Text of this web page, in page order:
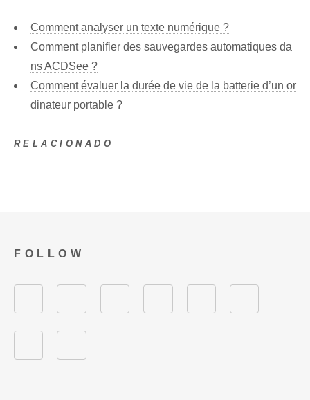
Comment analyser un texte numérique ?
Comment planifier des sauvegardes automatiques da
ns ACDSee ?
Comment évaluer la durée de vie de la batterie d’un or
dinateur portable ?
RELACIONADO
FOLLOW